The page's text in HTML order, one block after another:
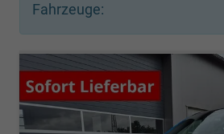
Fahrzeuge: